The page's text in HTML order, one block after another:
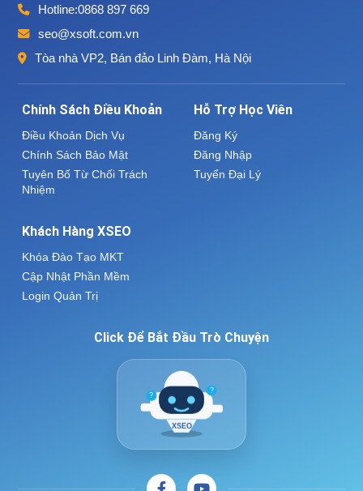
Hotline:0868 897 669
seo@xsoft.com.vn
Tòa nhà VP2, Bán đảo Linh Đàm, Hà Nội
Chính Sách Điều Khoản
Điều Khoản Dịch Vụ
Chính Sách Bảo Mật
Tuyên Bố Từ Chối Trách
Nhiệm
Hỗ Trợ Học Viên
Đăng Ký
Đăng Nhập
Tuyển Đại Lý
Khách Hàng XSEO
Khóa Đào Tạo MKT
Cập Nhật Phần Mềm
Login Quản Trị
Click Để Bắt Đầu Trò Chuyện
XSEO
?
?